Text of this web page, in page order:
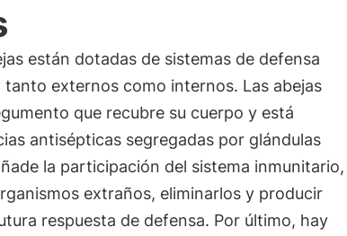
están dotadas de sistemas de defensa
tanto externos como internos. Las abejas
que recubre su cuerpo y está
antisépticas segregadas por glándulas
la participación del sistema inmunitario,
extraños, eliminarlos y producir
respuesta de defensa. Por último, hay